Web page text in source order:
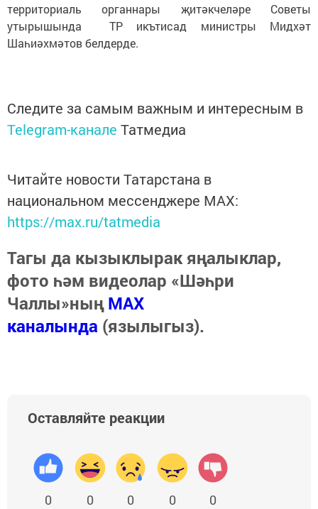
территориаль органнары җитәкчеләре Советы
утырышында ТР икътисад министры Мидхәт
Шаһиәхмәтов белдерде.
Следите за самым важным и интересным в
Telegram-канале Татмедиа
Читайте новости Татарстана в
национальном мессенджере MАХ:
https://max.ru/tatmedia
Тагы да кызыклырак яңалыклар,
фото һәм видеолар «Шәһри
Чаллы»ныңMAX
каналында (язылыгыз).
Оставляйте реакции
0 0 0 0 0